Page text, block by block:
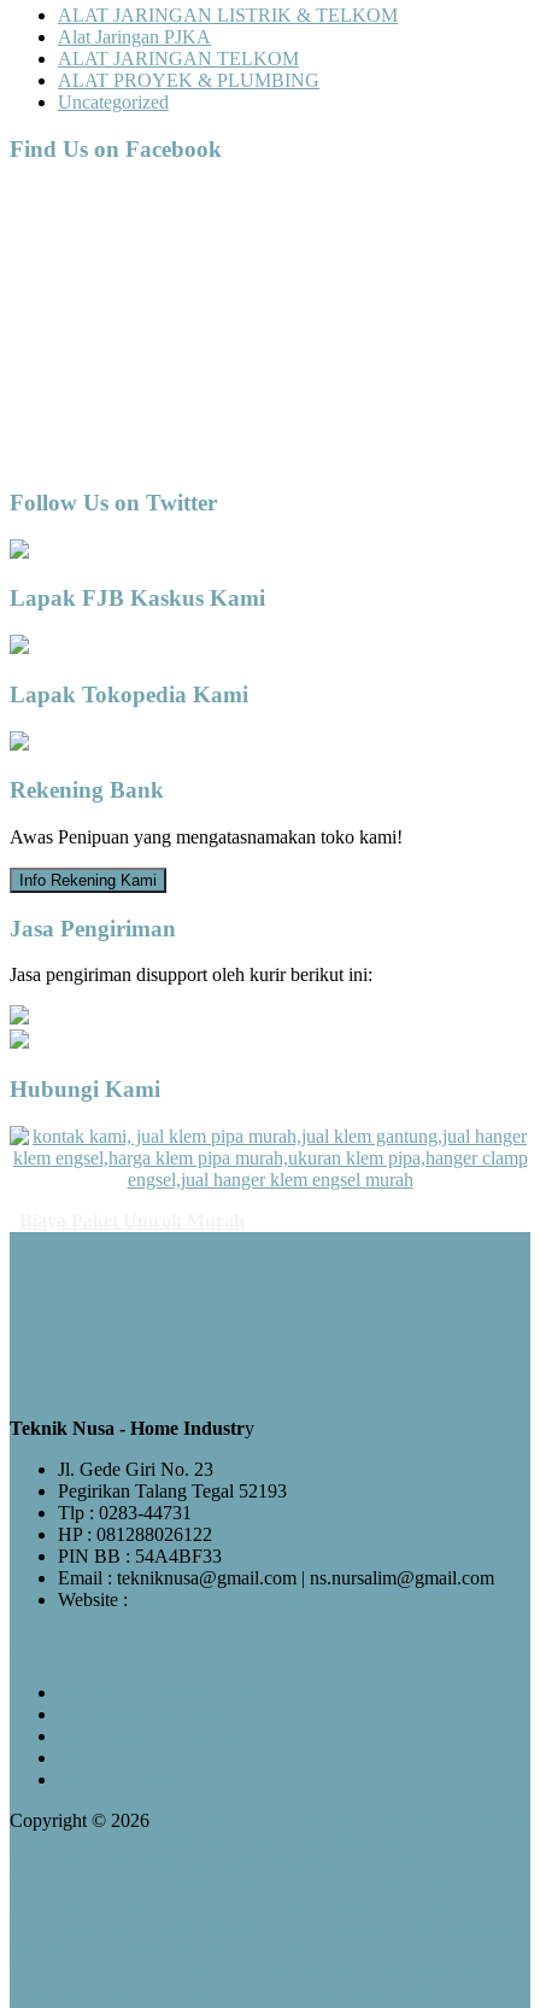
ALAT JARINGAN LISTRIK & TELKOM
Alat Jaringan PJKA
ALAT JARINGAN TELKOM
ALAT PROYEK & PLUMBING
Uncategorized
Find Us on Facebook
Follow Us on Twitter
Lapak FJB Kaskus Kami
Lapak Tokopedia Kami
Rekening Bank
Awas Penipuan yang mengatasnamakan toko kami!
Info Rekening Kami
Jasa Pengiriman
Jasa pengiriman disupport oleh kurir berikut ini:
Hubungi Kami
Teknik Nusa - Home Industry
Jl. Gede Giri No. 23
Pegirikan Talang Tegal 52193
Tlp : 0283-44731
HP : 081288026122
PIN BB : 54A4BF33
Email : tekniknusa@gmail.com | ns.nursalim@gmail.com
Website :
Copyright © 2026